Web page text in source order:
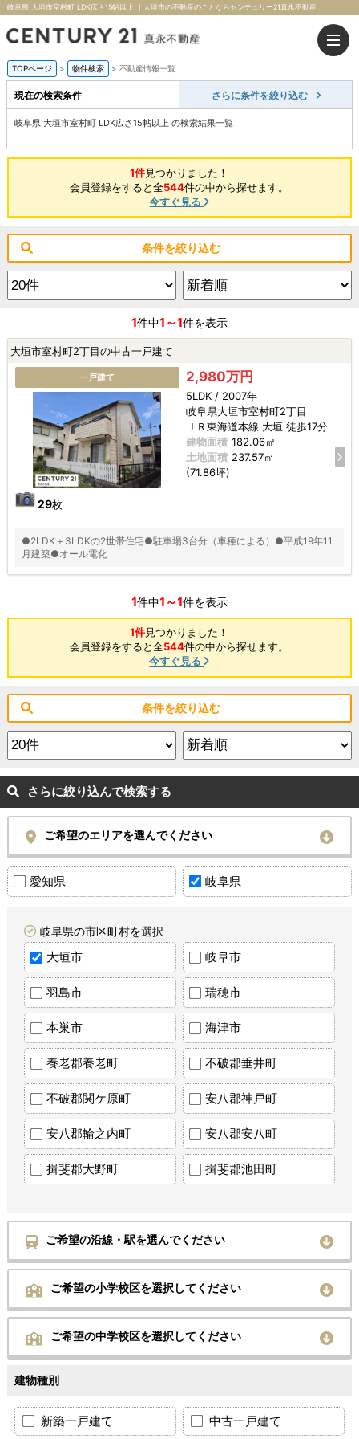
岐阜県 大垣市室村町 LDK広さ15帖以上 ｜大垣市の不動産のことならセンチュリー21真永不動産
TOPページ > 物件検索 > 不動産情報一覧
現在の検索条件 さらに条件を絞り込む
岐阜県 大垣市室村町 LDK広さ15帖以上 の検索結果一覧
1件見つかりました！
会員登録をすると全544件の中から探せます。
今すぐ見る
条件を絞り込む
1件中1～1件を表示
大垣市室村町2丁目の中古一戸建て
一戸建て
29枚
2,980万円
5LDK / 2007年
岐阜県大垣市室村町2丁目
ＪＲ東海道本線 大垣 徒歩17分
建物面積 182.06㎡
土地面積 237.57㎡
(71.86坪)
●2LDK＋3LDKの2世帯住宅●駐車場3台分（車種による）●平成19年11
月建築●オール電化
1件中1～1件を表示
1件見つかりました！
会員登録をすると全544件の中から探せます。
今すぐ見る
条件を絞り込む
さらに絞り込んで検索する
ご希望のエリアを選んでください
愛知県 岐阜県
岐阜県の市区町村を選択
大垣市 岐阜市
羽島市 瑞穂市
本巣市 海津市
養老郡養老町 不破郡垂井町
不破郡関ケ原町 安八郡神戸町
安八郡輪之内町 安八郡安八町
揖斐郡大野町 揖斐郡池田町
ご希望の沿線・駅を選んでください
ご希望の小学校区を選択してください
ご希望の中学校区を選択してください
建物種別
新築一戸建て 中古一戸建て